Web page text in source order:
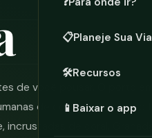
📋Planeje Sua
🛠️Recursos
📱 Baixar o app
de você pousar. O porto em
de concreto de pé no
de coral. Granada